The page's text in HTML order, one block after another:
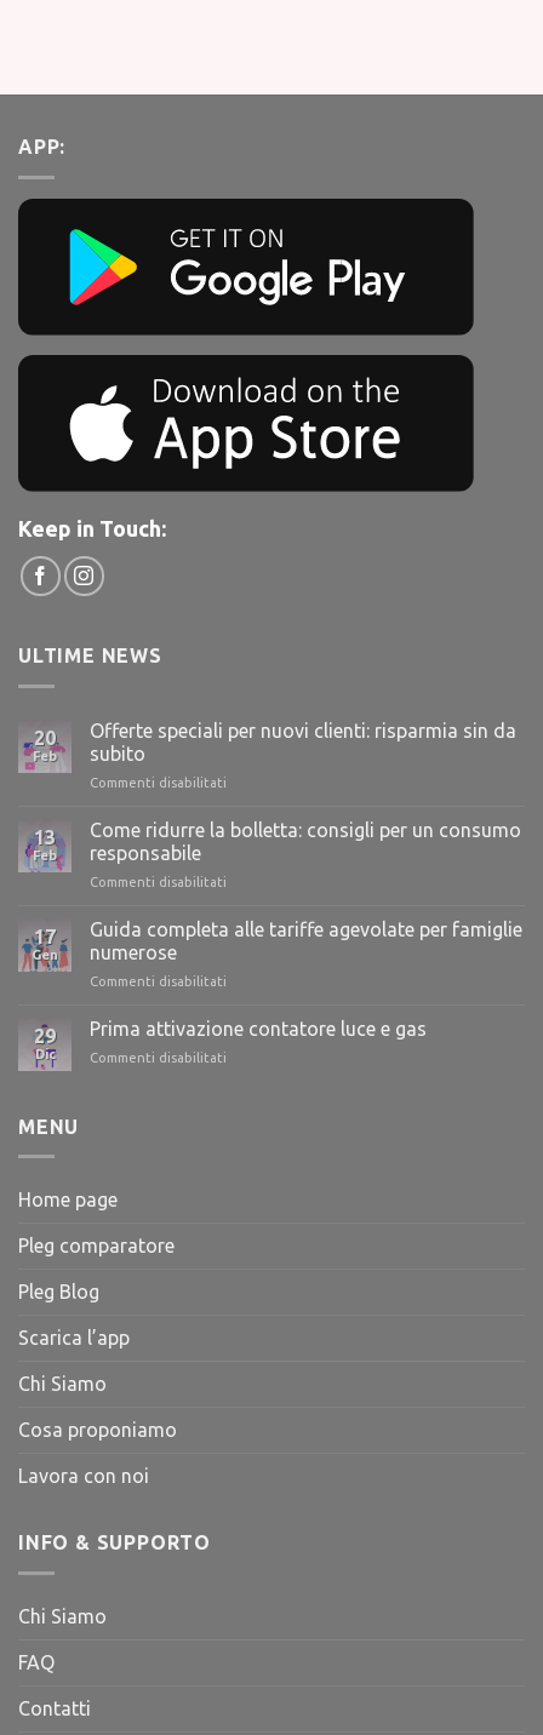
APP:
Keep in Touch:
ULTIME NEWS
20
Feb
Offerte speciali per nuovi clienti: risparmia sin da
subito
Commenti disabilitati
speciali
sin
13
Feb
Come ridurre la bolletta: consigli per un consumo
responsabile
Commenti disabilitati
ridurre
un
17
Gen
Guida completa alle tariffe agevolate per famiglie
numerose
Commenti disabilitati
completa
29
Dic
Prima attivazione contatore luce e gas
Commenti disabilitati
MENU
Home page
Pleg comparatore
Pleg Blog
Scarica l’app
Chi Siamo
Cosa proponiamo
Lavora con noi
INFO & SUPPORTO
Chi Siamo
FAQ
Contatti